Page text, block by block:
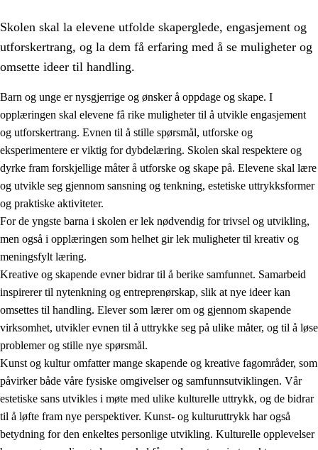
Opplæringens verdigrunnlag
1.1 Menneskeverdet
1.2 Identitet og kulturelt mangfold
1.3 Kritisk tenkning og etisk bevissthet
1.4 Skaperglede, engasjement og utforskertrang
1.5 Respekt for naturen og miljøbevissthet
1.6 Demokrati og medvirkning
Skolen skal la elevene utfolde skaperglede, engasjement og
utforskertrang, og la dem få erfaring med å se muligheter og
omsette ideer til handling.
Barn og unge er nysgjerrige og ønsker å oppdage og skape. I
opplæringen skal elevene få rike muligheter til å utvikle engasjement
og utforskertrang. Evnen til å stille spørsmål, utforske og
eksperimentere er viktig for dybdelæring. Skolen skal respektere og
dyrke fram forskjellige måter å utforske og skape på. Elevene skal lære
og utvikle seg gjennom sansning og tenkning, estetiske uttrykksformer
og praktiske aktiviteter.
For de yngste barna i skolen er lek nødvendig for trivsel og utvikling,
men også i opplæringen som helhet gir lek muligheter til kreativ og
meningsfylt læring.
Kreative og skapende evner bidrar til å berike samfunnet. Samarbeid
inspirerer til nytenkning og entreprenørskap, slik at nye ideer kan
omsettes til handling. Elever som lærer om og gjennom skapende
virksomhet, utvikler evnen til å uttrykke seg på ulike måter, og til å løse
problemer og stille nye spørsmål.
Kunst og kultur omfatter mange skapende og kreative fagområder, som
påvirker både våre fysiske omgivelser og samfunnsutviklingen. Vår
estetiske sans utvikles i møte med ulike kulturelle uttrykk, og de bidrar
til å løfte fram nye perspektiver. Kunst- og kulturuttrykk har også
betydning for den enkeltes personlige utvikling. Kulturelle opplevelser